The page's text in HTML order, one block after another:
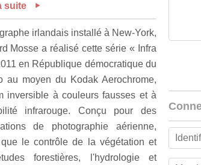
suite
irlandais installé à New-York,
Mosse a réalisé cette série « Infra
en République démocratique du
au moyen du Kodak Aerochrome,
inversible à couleurs fausses et à
infrarouge. Conçu pour des
de photographie aérienne,
le contrôle de la végétation et
forestières, l'hydrologie et